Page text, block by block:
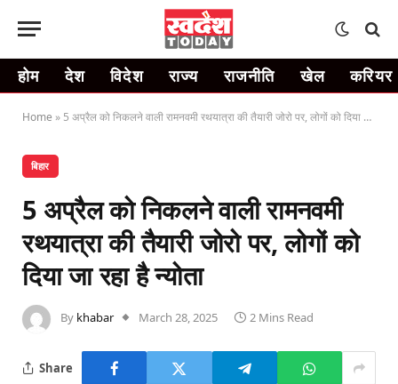
होम देश विदेश राज्य राजनीति खेल करियर
Home » 5 अप्रैल को निकलने वाली रामनवमी रथयात्रा की तैयारी जोरो पर, लोगों को दिया जा रहा है न्योता
बिहार
5 अप्रैल को निकलने वाली रामनवमी
रथयात्रा की तैयारी जोरो पर, लोगों को
दिया जा रहा है न्योता
By khabar March 28, 2025 2 Mins Read
Share